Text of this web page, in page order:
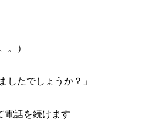
）
でしょうか？」
話を続けます